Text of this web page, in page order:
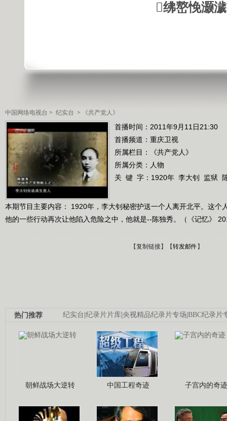
绋嶅悗灏
中国网络电视台 > 纪实台 > 《共产党人》
首播时间：2011年9月11日21:30
首播频道： 重庆卫视
所属栏目：
《共产党人》
所属分类：人物
关 键 字： 1920年 李大钊 监狱
本期节目主要内容： 1920年，李大钊秘密护送一个人离开北平。这个
他的一些行动再次让他陷入危险之中，他就是--陈独秀。（《记忆》
【复制链接】【转发邮件 】
纪实台 纪录片片库 央视精品纪录片专场 BBC纪录片
热门推荐
朝鲜战场大逆转 中国工程奇迹 子宫内的奇迹